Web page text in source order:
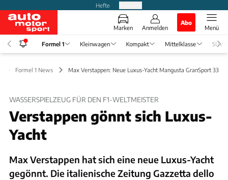
Hefte
Marken Anmelden
Abo
Menü
Formel 1 Kleinwagen Kompakt Mittelklasse SUV
Formel 1 News Max Verstappen: Neue Luxus-Yacht Mangusta GranSport 33
WASSERSPIELZEUG FÜR DEN F1-WELTMEISTER
Verstappen gönnt sich Luxus-
Yacht
Max Verstappen hat sich eine neue Luxus-Yacht
gegönnt. Die italienische Zeitung Gazzetta dello